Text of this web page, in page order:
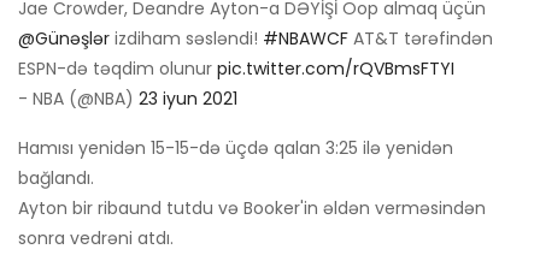
Jae Crowder, Deandre Ayton-a DƏYİŞİ Oop almaq üçün
@Günəşlər izdiham səsləndi! #NBAWCF AT&T tərəfindən
ESPN-də təqdim olunur pic.twitter.com/rQVBmsFTYI
- NBA (@NBA) 23 iyun 2021
Hamısı yenidən 15-15-də üçdə qalan 3:25 ilə yenidən
bağlandı.
Ayton bir ribaund tutdu və Booker'in əldən verməsindən
sonra vedrəni atdı.